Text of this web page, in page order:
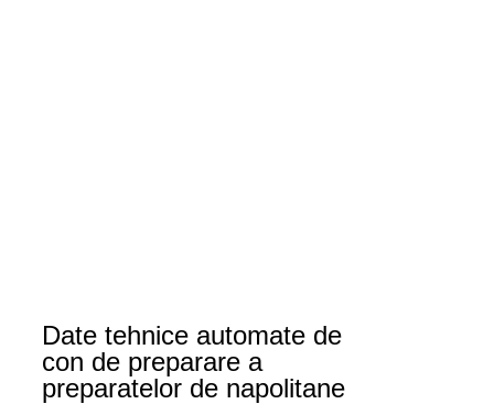
Date tehnice automate de
con de preparare a
preparatelor de napolitane